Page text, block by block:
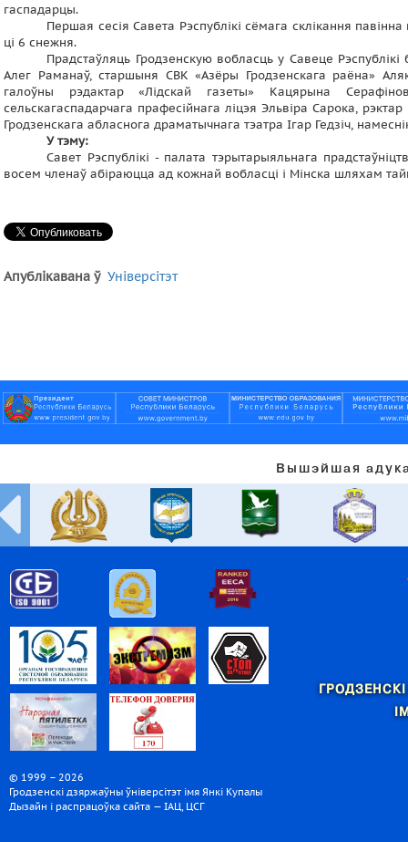
гаспадарцы.
Першая сесія Савета Рэспублікі сёмага склікання
ці 6 снежня.
Прадстаўляць Гродзенскую вобласць у Савеце
Алег Раманаў, старшыня СВК «Азёры Гродзенскага раёна»
галоўны рэдактар ​​«Лідскай газеты» Кацярына
сельскагаспадарчага прафесійнага ліцэя Эльвіра Сарока,
Гродзенскага абласнога драматычнага тэатра Ігар Гедзіч,
У тэму:
Савет Рэспублікі - палата тэрытарыяльнага
восем членаў абіраюцца ад кожнай вобласці і Мінска шляхам
Апублікавана ў Універсітэт
Вышэйшая
© 1999 – 2026
Гродзенскі дзяржаўны ўніверсітэт імя Янкі Купалы
Дызайн і распрацоўка сайта — ІАЦ, ЦСГ